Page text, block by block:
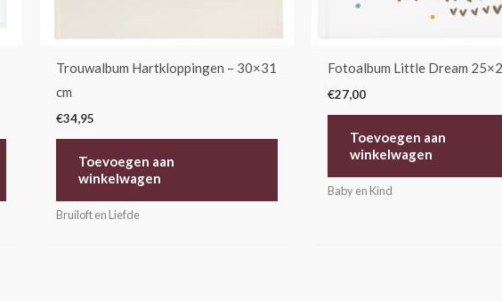
Trouwalbum Hartkloppingen – 30×31
cm
€34,95
Toevoegen aan
winkelwagen
Bruiloft en Liefde
Fotoalbum Little Dream
€27,00
Toevoegen aan
winkelwagen
Baby en Kind